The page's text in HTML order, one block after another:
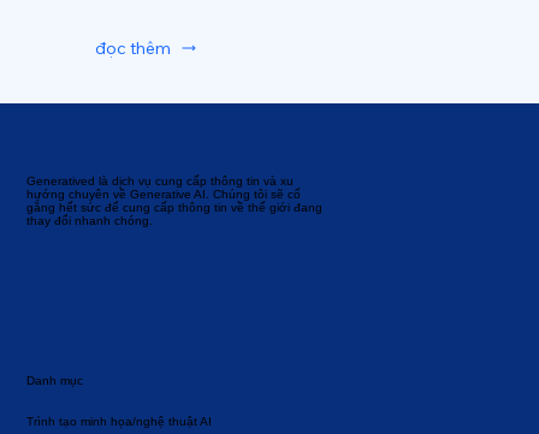
Generatived là dịch vụ cung cấp thông tin và xu
hướng chuyên về Generative AI. Chúng tôi sẽ cố
gắng hết sức để cung cấp thông tin về thế giới đang
thay đổi nhanh chóng.
Danh mục
Trình tạo minh họa/nghệ thuật AI
đọc thêm